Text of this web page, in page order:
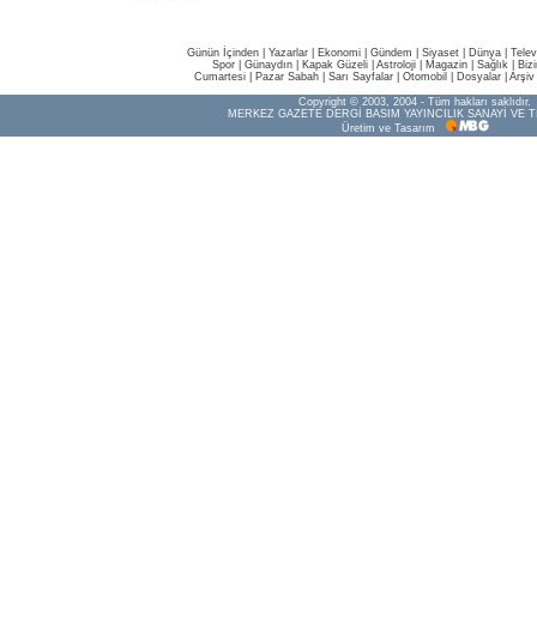
Günün İçinden Yazarlar Ekonomi Gündem Siyaset Dünya |
Spor
Günaydın Kapak Güzeli Astroloji Magazin Sağlık
Cumartesi
Pazar Sabah Sarı Sayfalar Otomobil Dosyalar Arşiv
Copyright © 2003, 2004 - Tüm hakları saklıdır.
MERKEZ GAZETE DERGİ BASIM YAYINCILIK SANAYİ VE
Üretim ve Tasarım